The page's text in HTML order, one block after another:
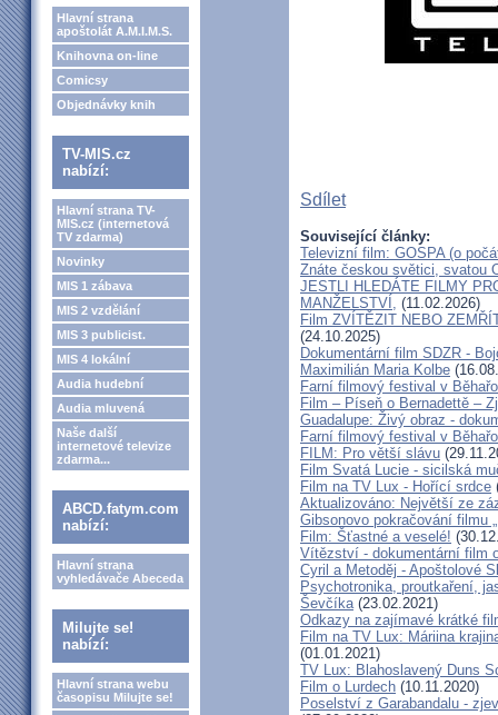
Hlavní strana
apoštolát A.M.I.M.S.
Knihovna on-line
Comicsy
Objednávky knih
TV-MIS.cz
nabízí:
Hlavní strana TV-
MIS.cz (internetová
TV zdarma)
Novinky
MIS 1 zábava
MIS 2 vzdělání
MIS 3 publicist.
MIS 4 lokální
Audia hudební
Audia mluvená
Naše další
internetové televize
zdarma...
ABCD.fatym.com
nabízí:
Hlavní strana
vyhledávače Abeceda
Milujte se!
nabízí:
Hlavní strana webu
časopisu Milujte se!
Sdílet
Související články:
Televizní film: GOSPA (o
Znáte českou světici, svatou
JESTLI HLEDÁTE FILMY
MANŽELSTVÍ, (11.02.2026)
Film ZVÍTĚZIT NEBO
(24.10.2025)
Dokumentární film SDZR -
Maximilián Maria Kolbe
Farní filmový festival v
Film – Píseň o Bernadettě –
Guadalupe: Živý obraz -
Farní filmový festival v
FILM: Pro větší slávu
Film Svatá Lucie - sicilská
Film na TV Lux - Hořící srdce
Aktualizováno: Největší ze
Gibsonovo pokračování filmu
Film: Šťastné a veselé!
Vítězství - dokumentární film
Cyril a Metoděj - Apoštolové
Psychotronika, proutkaření,
Ševčíka(23.02.2021)
Odkazy na zajímavé krátké
Film na TV Lux: Máriina
(01.01.2021)
TV Lux: Blahoslavený Duns
Film o Lurdech (10.11.2020)
Poselství z Garabandalu -